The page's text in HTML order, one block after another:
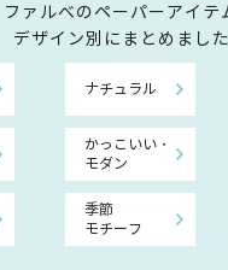
ファルべのペーパーアイテ
デザイン別にまとめました
ナチュラル
かっこいい・
モダン
季節
モチーフ